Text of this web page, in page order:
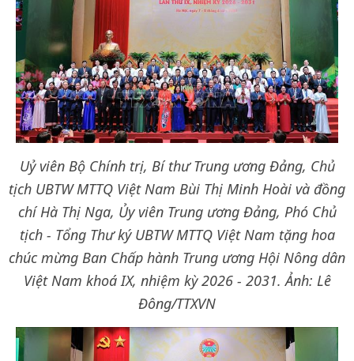
Uỷ viên Bộ Chính trị, Bí thư Trung ương Đảng, Chủ
tịch UBTW MTTQ Việt Nam Bùi Thị Minh Hoài và đồng
chí Hà Thị Nga, Ủy viên Trung ương Đảng, Phó Chủ
tịch - Tổng Thư ký UBTW MTTQ Việt Nam tặng hoa
chúc mừng Ban Chấp hành Trung ương Hội Nông dân
Việt Nam khoá IX, nhiệm kỳ 2026 - 2031. Ảnh: Lê
Đông/TTXVN